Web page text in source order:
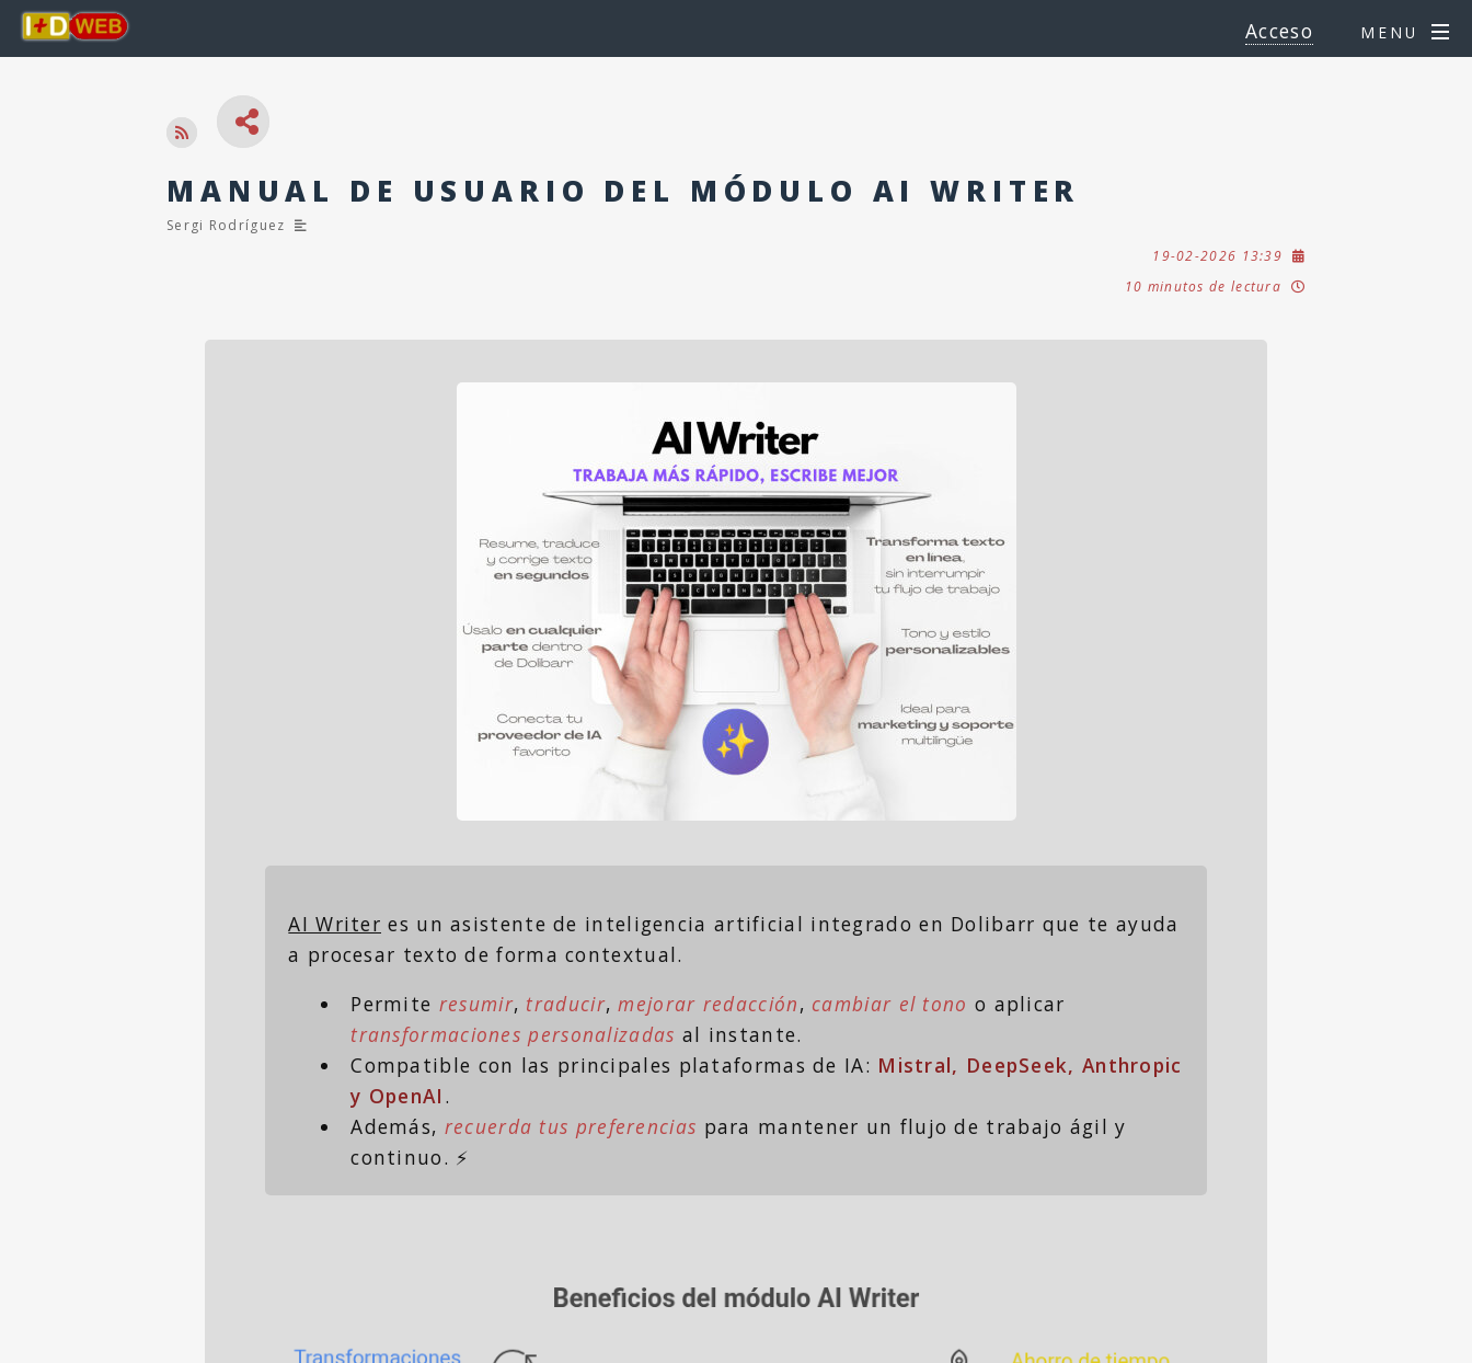
Acceso MENU
MANUAL DE USUARIO DEL MÓDULO AI WRITER
Sergi Rodríguez
19-02-2026 13:39
10 minutos de lectura
AI Writer es un asistente de inteligencia artificial integrado en Dolibarr que te ayuda
a procesar texto de forma contextual.
Permite resumir, traducir,mejorar redacción, cambiar el tono o aplicar
transformaciones personalizadas al instante.
Compatible con las principales plataformas de IA: Mistral, DeepSeek, Anthropic
y OpenAI .
Además, recuerda tus preferencias para mantener un flujo de trabajo ágil y
continuo. ⚡